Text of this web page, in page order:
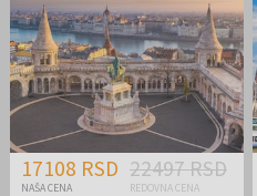
17108 RSD
NAŠA CENA
22497 RSD
REDOVNA CENA